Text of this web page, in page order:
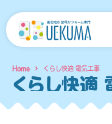
容
を
プ
くらし快適
Home くらし快適 電気工事